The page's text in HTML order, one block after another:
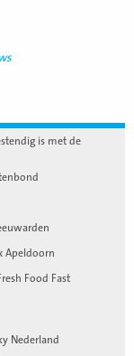
is met de
Apeldoorn
Food Fast
Nederland